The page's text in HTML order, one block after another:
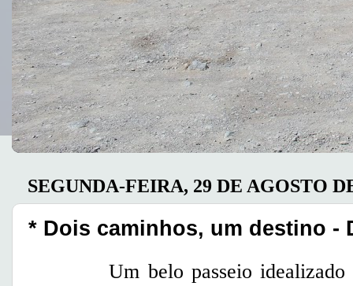
SEGUNDA-FEIRA, 29 DE AGOSTO
* Dois caminhos, um destino -
Um belo passeio idealizado